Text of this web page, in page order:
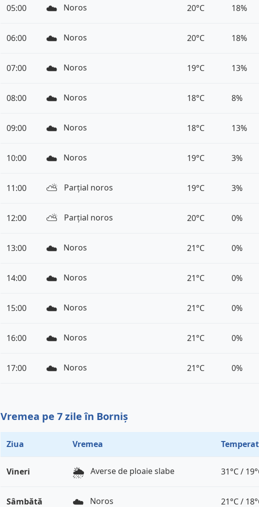
05:00 ☁️ Noros 20°C 18%
06:00 ☁️ Noros 20°C 18%
07:00 ☁️ Noros 19°C 13%
08:00 ☁️ Noros 18°C 8%
09:00 ☁️ Noros 18°C 13%
10:00 ☁️ Noros 19°C 3%
11:00 ⛅️ Parțial noros 19°C 3%
12:00 ⛅️ Parțial noros 20°C 0%
13:00 ☁️ Noros 21°C 0%
14:00 ☁️ Noros 21°C 0%
15:00 ☁️ Noros 21°C 0%
16:00 ☁️ Noros 21°C 0%
17:00 ☁️ Noros 21°C 0%
Vremea pe 7 zile în Borniș
Ziua Vremea
Vineri 🌦️ Averse de ploaie slabe 31°C /
Sâmbătă ☁️ Noros 21°C /